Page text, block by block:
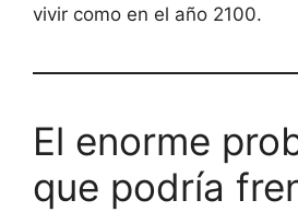
vivir como en el año 2100.
El enorme
que podría